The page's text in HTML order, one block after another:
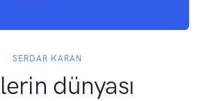
SERDAR KARAN
dünyası